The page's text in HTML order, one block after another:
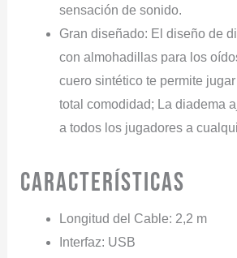
sensación de sonido.
Gran diseñado: El diseño de
con almohadillas para los
cuero sintético te permite
total comodidad; La diadema
a todos los jugadores a
Características
Longitud del Cable: 2,2 m
Interfaz: USB